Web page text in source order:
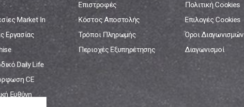
Market In
Εργασίας
Daily Life
CE
Ευθύνη
Επιστροφές
Κόστος Αποστολής
Τρόποι Πληρωμής
Περιοχές Εξυπηρέτησης
Πολιτική Cookies
Επιλογές Cookies
Όροι Διαγωνισμών
Διαγωνισμοί